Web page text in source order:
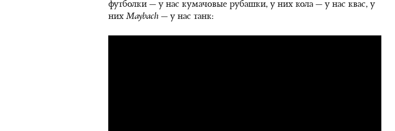
футболки — у нас кумачовые рубашки, у них кола — у нас квас, у
нихMaybach — у нас танк: